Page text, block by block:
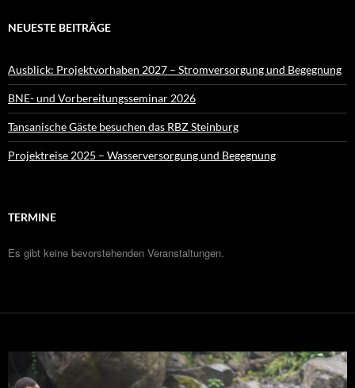
NEUESTE BEITRÄGE
Ausblick: Projektvorhaben 2027 – Stromversorgung und Begegnung
BNE- und Vorbereitungsseminar 2026
Tansanische Gäste besuchen das RBZ Steinburg
Projektreise 2025 – Wasserversorgung und Begegnung
TERMINE
Es gibt keine bevorstehenden Veranstaltungen.